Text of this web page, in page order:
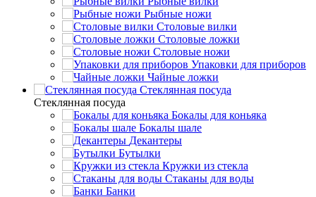
Рыбные ножи
Столовые вилки
Столовые ложки
Столовые ножи
Упаковки для приборов
Чайные ложки
Стеклянная посуда
Стеклянная посуда
Бокалы для коньяка
Бокалы шале
Декантеры
Бутылки
Кружки из стекла
Стаканы для воды
Банки